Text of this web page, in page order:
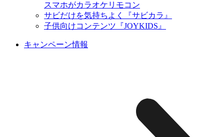
スマホがカラオケリモコン
サビだけを気持ちよく『サビカラ』
子供向けコンテンツ『JOYKIDS』
キャンペーン情報